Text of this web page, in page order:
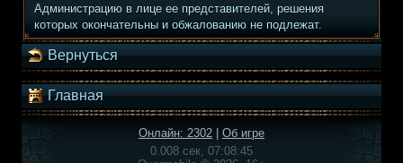
Администрацию в лице ее представителей, решения
которых окончательны и обжалованию не подлежат.
Вернуться
Главная
Онлайн: 2302
Об игре
0.008 сек, 07:08:45